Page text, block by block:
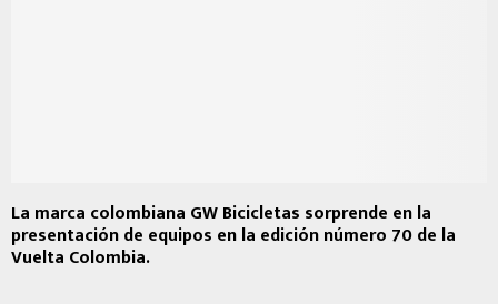
La marca colombiana GW Bicicletas sorprende en la
presentación de equipos en la edición número 70 de la
Vuelta Colombia.